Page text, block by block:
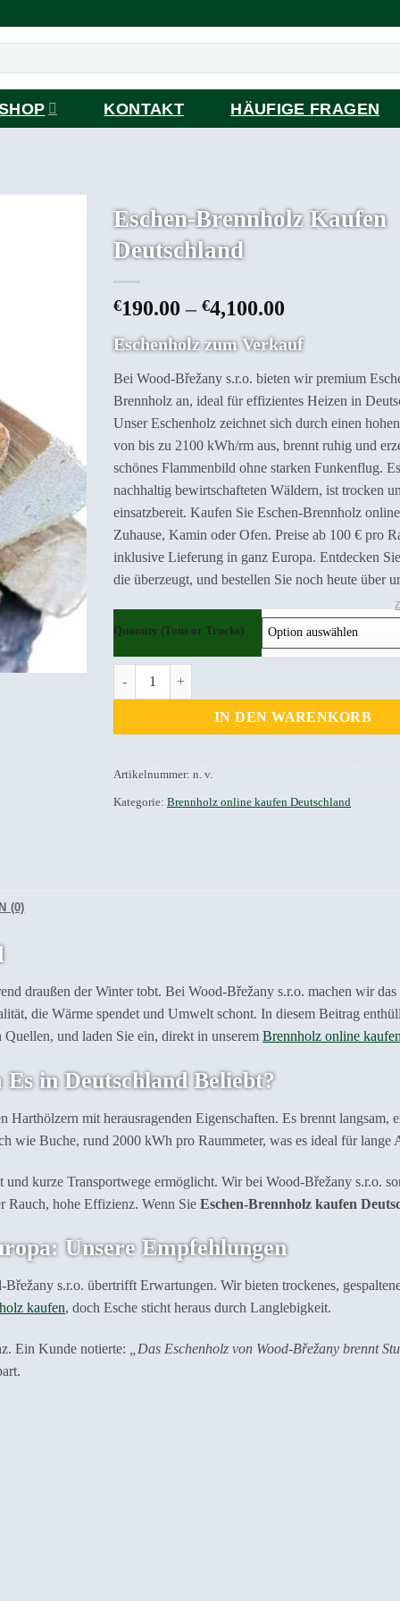
KONTAKT HÄUFIGE FRAGEN
Eschen-Brennholz Kaufen
Deutschland
€190.00 – €4,100.00
bis
€4,100.00
Eschenholz zum Verkauf
Bei Wood-Břežany s.r.o. bieten wir premium
Brennholz an, ideal für effizientes Heizen in
Unser Eschenholz zeichnet sich durch einen
von bis zu 2100 kWh/rm aus, brennt ruhig und
schönes Flammenbild ohne starken Funkenflug.
nachhaltig bewirtschafteten Wäldern, ist trocken
einsatzbereit. Kaufen Sie Eschen-Brennholz
Zuhause, Kamin oder Ofen. Preise ab 100 € pro
inklusive Lieferung in ganz Europa. Entdecken
die überzeugt, und bestellen Sie noch heute über
Quantity (Tons or Trucks)
IN DEN WARENKORB
Artikelnummer: n. v.
Kategorie: Brennholz online kaufen Deutschland
(0)
draußen der Winter tobt. Bei Wood-Břežany s.r.o. machen wir
die Wärme spendet und Umwelt schont. In diesem Beitrag
und laden Sie ein, direkt in unserem Brennholz online
in Deutschland Beliebt?
Harthölzern mit herausragenden Eigenschaften. Es brennt
wie Buche, rund 2000 kWh pro Raummeter, was es ideal für lange
kurze Transportwege ermöglicht. Wir bei Wood-Břežany s.r.o.
hohe Effizienz. Wenn Sie Eschen-Brennholz kaufen
Unsere Empfehlungen
s.r.o. übertrifft Erwartungen. Wir bieten trockenes,
kaufen, doch Esche sticht heraus durch Langlebigkeit.
Ein Kunde notierte:
„Das Eschenholz von Wood-Břežany brennt